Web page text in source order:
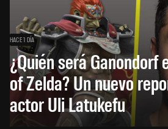
HACE 1 DÍA
¿Quién será Ganondorf
of Zelda? Un nuevo
actor Uli Latukefu